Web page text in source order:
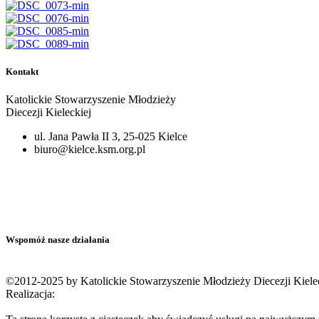
Kontakt
Katolickie Stowarzyszenie Młodzieży
Diecezji Kieleckiej
ul. Jana Pawła II 3, 25-025 Kielce
biuro@kielce.ksm.org.pl
Wspomóż nasze działania
©2012-2025 by Katolickie Stowarzyszenie Młodzieży Diecezji
Realizacja: